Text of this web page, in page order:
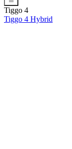
Tiggo 4
Tiggo 4 Hybrid